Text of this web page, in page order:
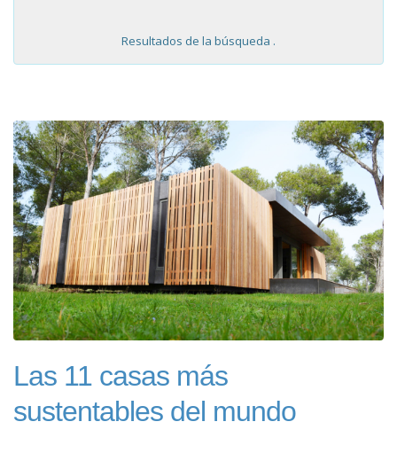
Resultados de la búsqueda .
Las 11 casas más
sustentables del mundo